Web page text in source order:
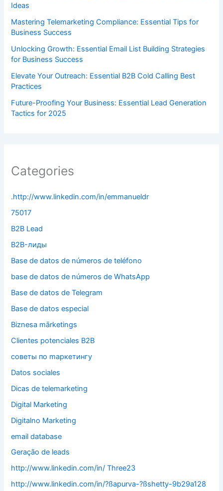
Ideas
Mastering Telemarketing Compliance: Essential Tips for
Business Success
Unlocking Growth: Essential Email List Building Strategies
for Business Success
Elevate Your Outreach: Essential B2B Cold Calling Best
Practices
Future-Proofing Your Business: Essential Lead Generation
Tactics for 2025
Categories
.http://www.linkedin.com/in/emmanueldr
75017
B2B Lead
B2B-лиды
Base de datos de números de teléfono
base de datos de números de WhatsApp
Base de datos de Telegram
Base de datos especial
Biznesa mārketings
Clientes potenciales B2B
cоветы по mаркетингу
Datos sociales
Dicas de telemarketing
Digital Marketing
Digitalno Marketing
email database
Geração de leads
http://www.linkedin.com/in/ Three23
http://www.linkedin.com/in/?ßapurva-?ßshetty-9b29a128